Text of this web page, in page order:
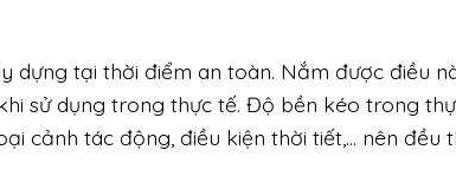
tại thời điểm an toàn. Nắm được điều
sử dụng trong thực tế. Độ bền kéo trong
cảnh tác động, điều kiện thời tiết,… nên đều